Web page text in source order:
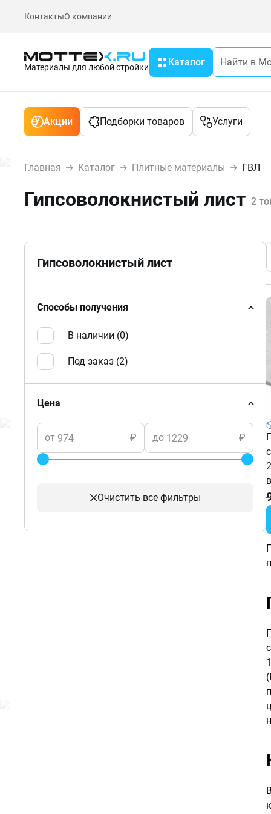
КонтактыО компании
Материалы для любой стройки Каталог
Акции Подборки товаров Услуги
Главная Каталог Плитные материалы ГВЛ
Гипсоволокнистый лист 2
Гипсоволокнистый лист
Способы получения
В наличии (0)
Под заказ (2)
Цена
от ₽ до ₽
Очистить все фильтры